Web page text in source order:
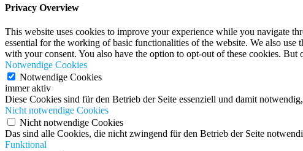
Privacy Overview
This website uses cookies to improve your experience while you navigate
essential for the working of basic functionalities of the website. We also
with your consent. You also have the option to opt-out of these cookies.
Notwendige Cookies
Notwendige Cookies
immer aktiv
Diese Cookies sind für den Betrieb der Seite essenziell und damit
Nicht notwendige Cookies
Nicht notwendige Cookies
Das sind alle Cookies, die nicht zwingend für den Betrieb der Seite
Funktional